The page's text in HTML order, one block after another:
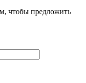
чтобы предложить